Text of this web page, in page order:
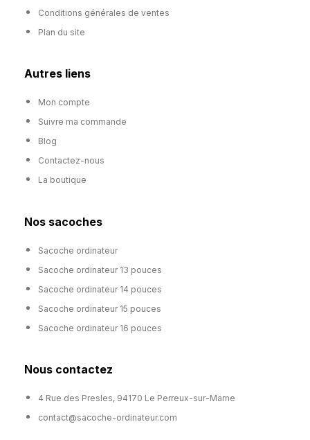
Conditions générales de ventes
Plan du site
Autres liens
Mon compte
Suivre ma commande
Blog
Contactez-nous
La boutique
Nos sacoches
Sacoche ordinateur
Sacoche ordinateur 13 pouces
Sacoche ordinateur 14 pouces
Sacoche ordinateur 15 pouces
Sacoche ordinateur 16 pouces
Nous contactez
4 Rue des Presles, 94170 Le Perreux-sur-Marne
contact@sacoche-ordinateur.com